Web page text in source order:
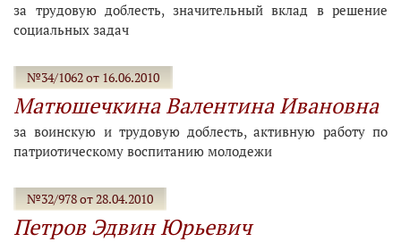
за трудовую доблесть, значительный вклад в решение
социальных задач
№34/1062 от 16.06.2010
Матюшечкина Валентина Ивановна
за воинскую и трудовую доблесть, активную работу по
патриотическому воспитанию молодежи
№32/978 от 28.04.2010
Петров Эдвин Юрьевич